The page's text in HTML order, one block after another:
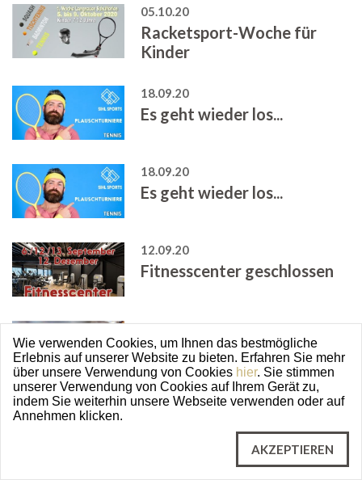
05.10.20
Racketsport-Woche für
Kinder
18.09.20
Es geht wieder los...
18.09.20
Es geht wieder los...
12.09.20
Fitnesscenter geschlossen
07.09.20
Start Wintersaison
07.09.20
Start Wintersaison
Wie verwenden Cookies, um Ihnen das bestmögliche
Erlebnis auf unserer Website zu bieten. Erfahren Sie mehr
über unsere Verwendung von Cookies hier. Sie stimmen
unserer Verwendung von Cookies auf Ihrem Gerät zu,
indem Sie weiterhin unsere Webseite verwenden oder auf
Annehmen klicken.
AKZEPTIEREN